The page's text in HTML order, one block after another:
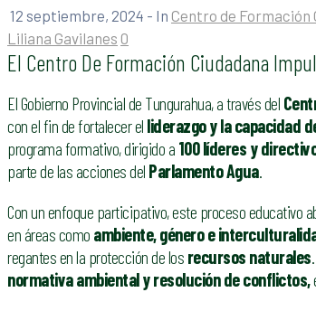
12 septiembre, 2024 - In Centro de Formación
Liliana Gavilanes 0
El Centro De Formación Ciudadana
El Gobierno Provincial de Tungurahua, a través del
con el fin de fortalecer el liderazgo y la capacidad
programa formativo, dirigido a 100 líderes y
parte de las acciones del Parlamento Agua.
Con un enfoque participativo, este proceso educativo
en áreas como ambiente, género e
regantes en la protección de los recursos naturales
normativa ambiental y resolución de conflictos,